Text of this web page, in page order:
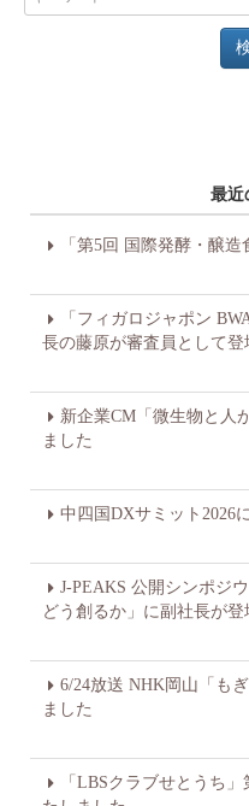
最近
「第5回 国際発酵・醸
「フィガロジャポン
長の藤原が審査員として登
新企業CM「微生物と人
ました
中四国DXサミット2026
J-PEAKS 公開シンポジ
どう創るか」に副社長が登
6/24放送 NHK岡山「も
ました
「LBSクラブせとうち